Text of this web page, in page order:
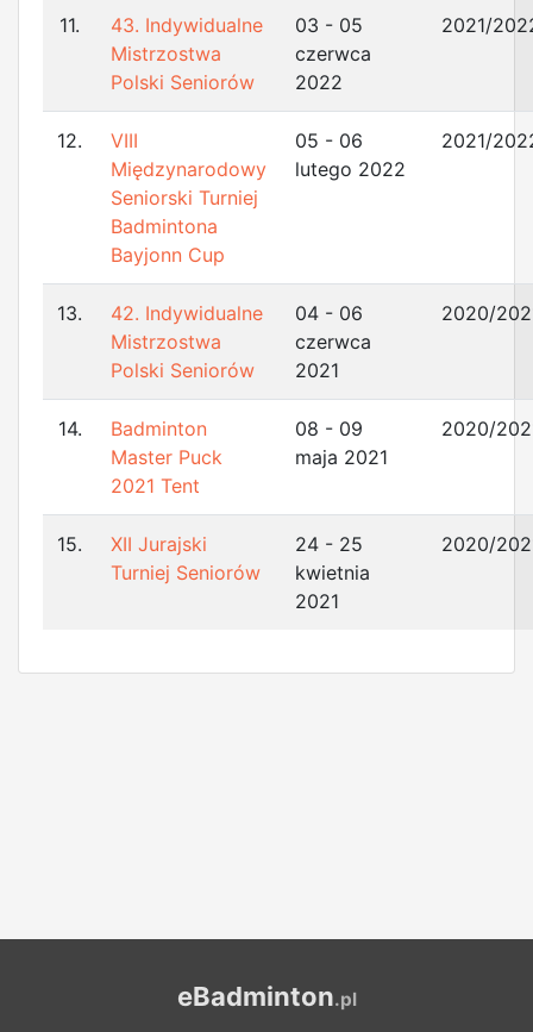
11.
43. Indywidualne
Mistrzostwa
Polski Seniorów
03 - 05
czerwca
2022
2021/
12.
VIII
Międzynarodowy
Seniorski Turniej
Badmintona
Bayjonn Cup
05 - 06
lutego 2022
2021/
13.
42. Indywidualne
Mistrzostwa
Polski Seniorów
04 - 06
czerwca
2021
2020/
14.
Badminton
Master Puck
2021 Tent
08 - 09
maja 2021
2020/
15.
XII Jurajski
Turniej Seniorów
24 - 25
kwietnia
2021
2020/
eBadminton.pl